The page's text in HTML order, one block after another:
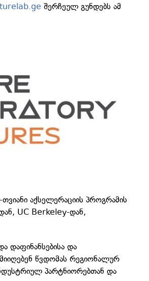
შერჩეულ გუნდებს ამ
აქსელერაციის პროგრამის
UC Berkeley-დან,
დაფინანსებისა და
წვდომას რეგიონალურ
პარტნიორებთან და